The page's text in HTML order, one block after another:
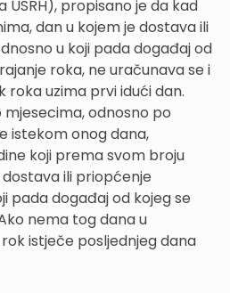
USRH), propisano je da kad
dan u kojem je dostava ili
u koji pada događaj od
roka, ne uračunava se i
roka uzima prvi idući dan.
mjesecima, odnosno po
istekom onog dana,
koji prema svom broju
ili priopćenje
pada događaj od kojeg se
nema tog dana u
istječe posljednjeg dana